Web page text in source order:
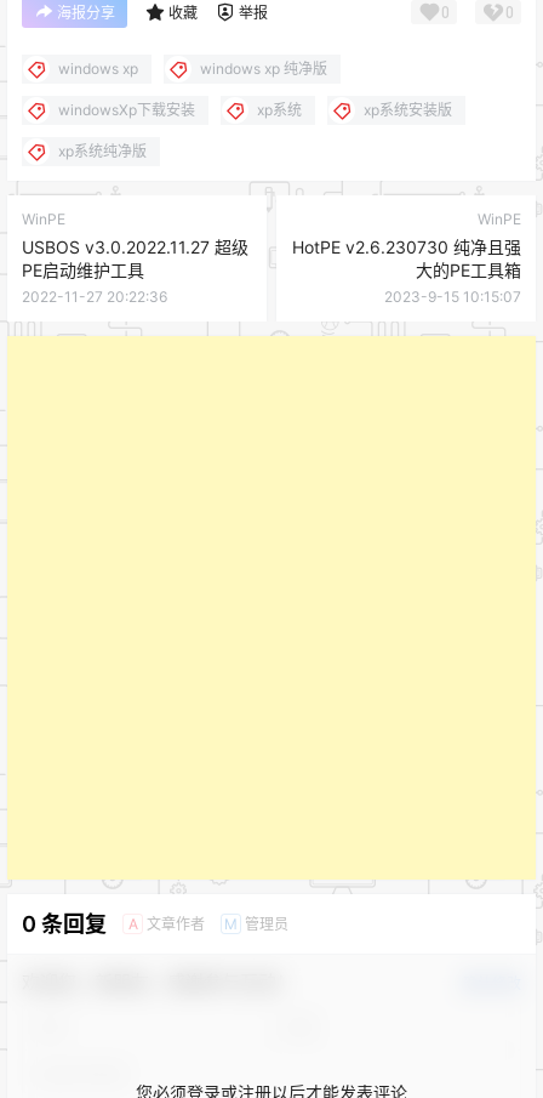
海报分享 收藏 举报 0 0
windows xp windows xp 纯净版
windowsXp下载安装 xp系统 xp系统安装版
xp系统纯净版
WinPE
USBOS v3.0.2022.11.27 超级
PE启动维护工具
2022-11-27 20:22:36
WinPE
HotPE v2.6.230730 纯净且强
大的PE工具箱
2023-9-15 10:15:07
0 条回复 A 文章作者 M 管理员
您必须登录或注册以后才能发表评论